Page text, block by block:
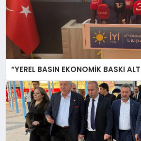
“YEREL BASIN EKONOMİK BASKI